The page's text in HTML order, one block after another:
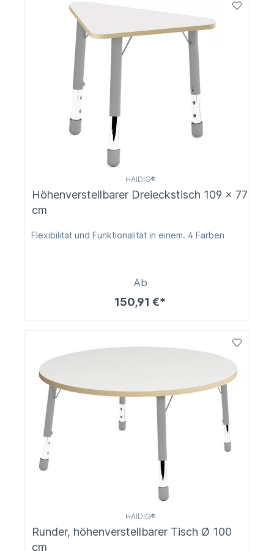
HAIDIG®
Höhenverstellbarer Dreieckstisch 109 x 77
cm
Flexibilität und Funktionalität in einem. 4 Farben
Ab
150,91 €*
HAIDIG®
Runder, höhenverstellbarer Tisch Ø 100
cm